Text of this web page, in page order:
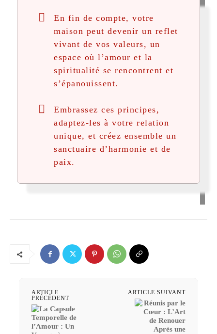
En fin de compte, votre
maison peut devenir un reflet
vivant de vos valeurs, un
espace où l’amour et la
spiritualité se rencontrent et
s’épanouissent.
Embrassez ces principes,
adaptez-les à votre relation
unique, et créez ensemble un
sanctuaire d’harmonie et de
paix.
ARTICLE
PRÉCÉDENT
ARTICLE SUIVANT